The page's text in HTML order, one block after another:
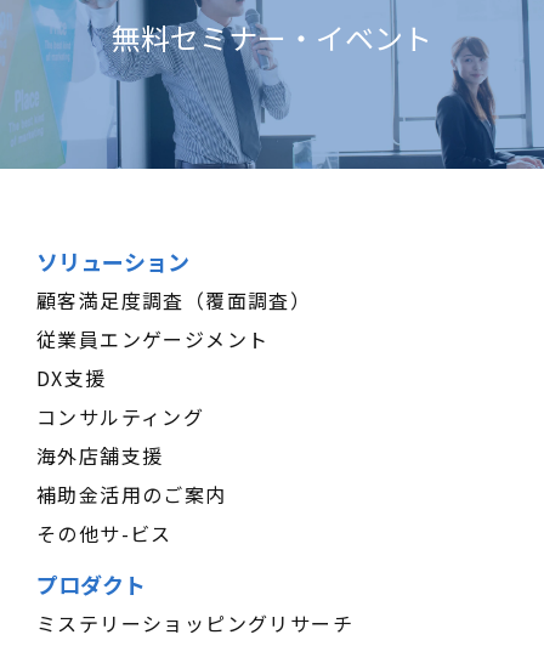
無料セミナー・イベント
ソリューション
顧客満足度調査（覆面調査）
従業員エンゲージメント
DX支援
コンサルティング
海外店舗支援
補助金活用のご案内
その他サ-ビス
プロダクト
ミステリーショッピングリサーチ